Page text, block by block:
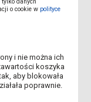
danych
że:
Wyślij
o cookie w polityce
i nie można ich
koszyka
aby blokowała
poprawnie.